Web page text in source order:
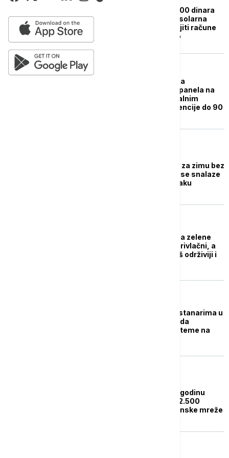
Uštedeli više od 140.000 dinara
za godinu dana: Kako solarna
elektrana može smanjiti račune
za struju i do 70 odsto
Raspisan javni poziv za
postavljanje solarnih panela na
javnim objektima, lokalnim
samoupravama subvencije do 90
Ukrajinci se spremaju za zimu bez
struje: Građani Kijeva se snalaze
kako ne bi sedeli u mraku
Raste interesovanje za zelene
krovove: Estetski su privlačni, a
kako mogu da budu još održiviji i
Vlasnicima stanova i stanarima u
Nemačkoj dozvoljeno da
instaliraju solarne sisteme na
Đedović: Za manje od godinu
dana rekonstruisano 2.500
kilometara niskonaponske mreže